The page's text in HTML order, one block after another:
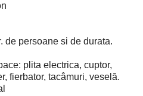
de persoane si de durata.
plita electrica, cuptor,
fierbator, tacâmuri, veselă.